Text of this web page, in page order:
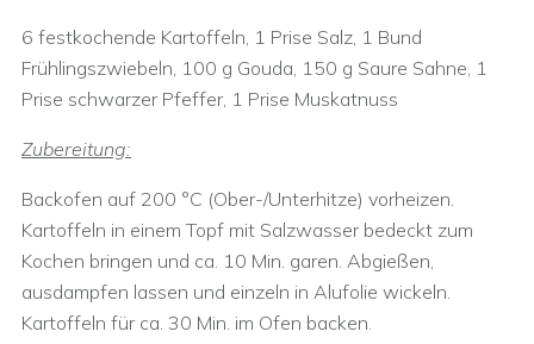
6 festkochende Kartoffeln, 1 Prise Salz, 1 Bund
Frühlingszwiebeln, 100 g Gouda, 150 g Saure Sahne, 1
Prise schwarzer Pfeffer, 1 Prise Muskatnuss
Zubereitung:
Backofen auf 200 °C (Ober-/Unterhitze) vorheizen.
Kartoffeln in einem Topf mit Salzwasser bedeckt zum
Kochen bringen und ca. 10 Min. garen. Abgießen,
ausdampfen lassen und einzeln in Alufolie wickeln.
Kartoffeln für ca. 30 Min. im Ofen backen.